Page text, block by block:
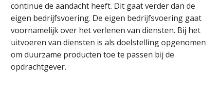
continue de aandacht heeft. Dit gaat verder dan de
eigen bedrijfsvoering. De eigen bedrijfsvoering gaat
voornamelijk over het verlenen van diensten. Bij het
uitvoeren van diensten is als doelstelling opgenomen
om duurzame producten toe te passen bij de
opdrachtgever.